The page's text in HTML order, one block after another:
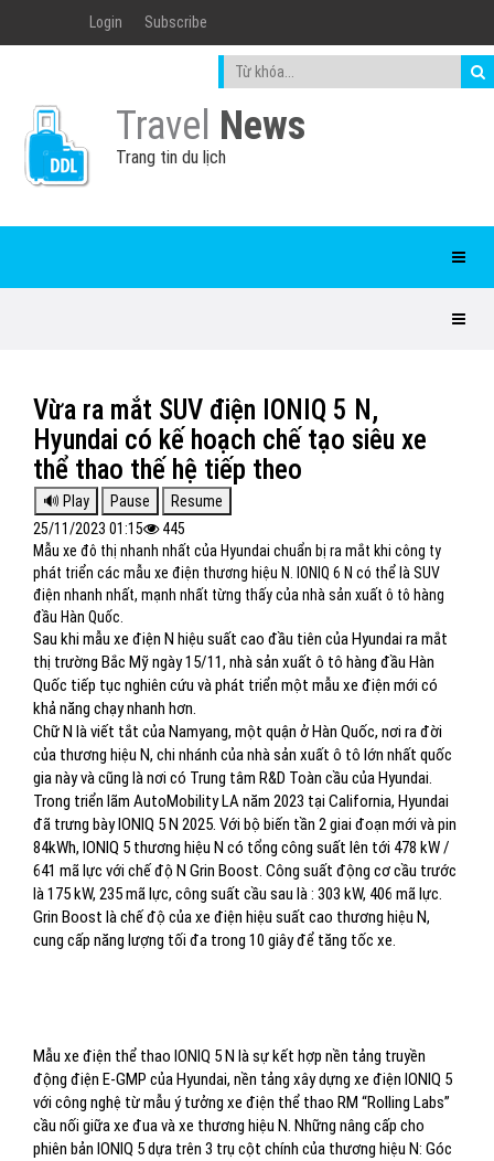
Login Subscribe
Travel News
Trang tin du lịch
Vừa ra mắt SUV điện IONIQ 5 N,
Hyundai có kế hoạch chế tạo siêu xe
thể thao thế hệ tiếp theo
25/11/2023 01:15
445
Mẫu xe đô thị nhanh nhất của Hyundai chuẩn bị ra mắt khi công ty
phát triển các mẫu xe điện thương hiệu N. IONIQ 6 N có thể là SUV
điện nhanh nhất, mạnh nhất từng thấy của nhà sản xuất ô tô hàng
đầu Hàn Quốc.
Sau khi mẫu xe điện N hiệu suất cao đầu tiên của Hyundai ra mắt
thị trường Bắc Mỹ ngày 15/11, nhà sản xuất ô tô hàng đầu Hàn
Quốc tiếp tục nghiên cứu và phát triển một mẫu xe điện mới có
khả năng chạy nhanh hơn.
Chữ N là viết tắt của Namyang, một quận ở Hàn Quốc, nơi ra đời
của thương hiệu N, chi nhánh của nhà sản xuất ô tô lớn nhất quốc
gia này và cũng là nơi có Trung tâm R&D Toàn cầu của Hyundai.
Trong triển lãm AutoMobility LA năm 2023 tại California, Hyundai
đã trưng bày IONIQ 5 N 2025. Với bộ biến tần 2 giai đoạn mới và pin
84kWh, IONIQ 5 thương hiệu N có tổng công suất lên tới 478 kW /
641 mã lực với chế độ N Grin Boost. Công suất động cơ cầu trước
là 175 kW, 235 mã lực, công suất cầu sau là : 303 kW, 406 mã lực.
Grin Boost là chế độ của xe điện hiệu suất cao thương hiệu N,
cung cấp năng lượng tối đa trong 10 giây để tăng tốc xe.
Mẫu xe điện thể thao IONIQ 5 N là sự kết hợp nền tảng truyền
động điện E-GMP của Hyundai, nền tảng xây dựng xe điện IONIQ 5
với công nghệ từ mẫu ý tưởng xe điện thể thao RM “Rolling Labs”
cầu nối giữa xe đua và xe thương hiệu N. Những nâng cấp cho
phiên bản IONIQ 5 dựa trên 3 trụ cột chính của thương hiệu N: Góc